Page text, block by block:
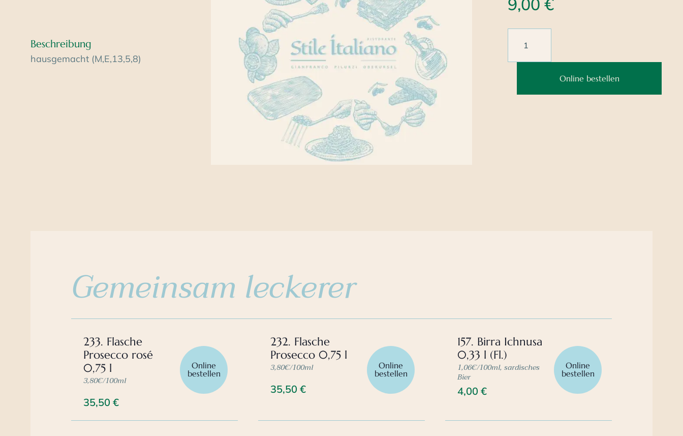
Beschreibung
hausgemacht (M,E,13,5,8)
Online bestellen
Gemeinsam leckerer
233. Flasche
Prosecco rosé
0,75 l
35,50 €
3,80€/100ml
Online
bestellen
232. Flasche
Prosecco 0,75 l
35,50 €
3,80€/100ml
Online
bestellen
157. Birra Ichnusa
0,33 l (Fl.)
4,00 €
1,06€/100ml, sardisches
Bier
Online
bestellen